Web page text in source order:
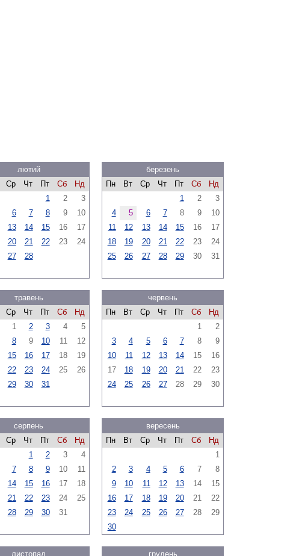
лютий
Ср Чт Пт Сб
Нд
1
2
3
6 7 8 9
10
13 14 15 16
17
20 21 22 23
24
27 28
березень
Пн
Вт Ср Чт Пт Сб
Нд
1
2
3
4
5 6 7 8 9
10
11
12 13 14 15 16
17
18
19 20 21 22 23
24
25
26 27 28 29 30 31
травень
Ср Чт Пт Сб
Нд
1
2 3 4
5
8 9 10 11
12
15 16 17 18
19
22 23 24 25
26
29 30 31
червень
Пн
Вт Ср Чт Пт Сб
Нд
1
2
3
4 5 6 7 8
9
10
11 12 13 14 15
16
17
18 19 20 21 22
23
24
25 26 27 28 29 30
серпень
Ср Чт Пт Сб
Нд
1
2 3
4
7 8 9 10
11
14 15 16 17
18
21 22 23 24
25
28 29 30 31
вересень
Пн
Вт Ср Чт Пт Сб
Нд
1
2
3 4 5 6 7
8
9
10 11 12 13 14
15
16
17 18 19 20 21
22
23
24 25 26 27 28
29
30
листопад
грудень